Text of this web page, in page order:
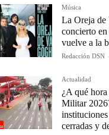
Música
La Oreja
concierto
vuelve a la
Redacción DSN -
Actualidad
¿A qué
Militar
cerradas y